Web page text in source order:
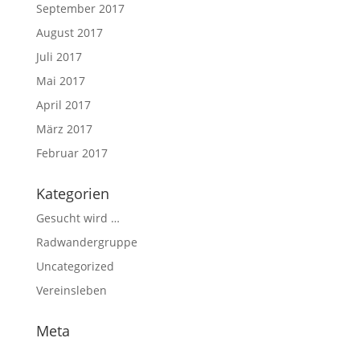
September 2017
August 2017
Juli 2017
Mai 2017
April 2017
März 2017
Februar 2017
Kategorien
Gesucht wird …
Radwandergruppe
Uncategorized
Vereinsleben
Meta